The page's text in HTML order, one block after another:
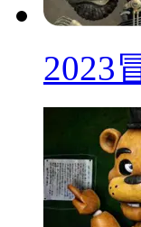
2023